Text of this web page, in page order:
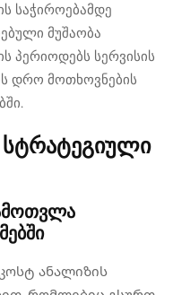
საჭიროებამდე
მუშაობა
პერიოდებს სერვისის
დრო მოთხოვნების
სტრატეგიული
ანალიზის